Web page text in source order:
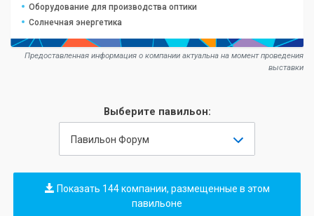
Оборудование для производства оптики
Солнечная энергетика
Предоставленная информация о компании актуальна на момент проведения
выставки
Выберите павильон:
Павильон Форум
Показать 144 компании, размещенные в этом
павильоне